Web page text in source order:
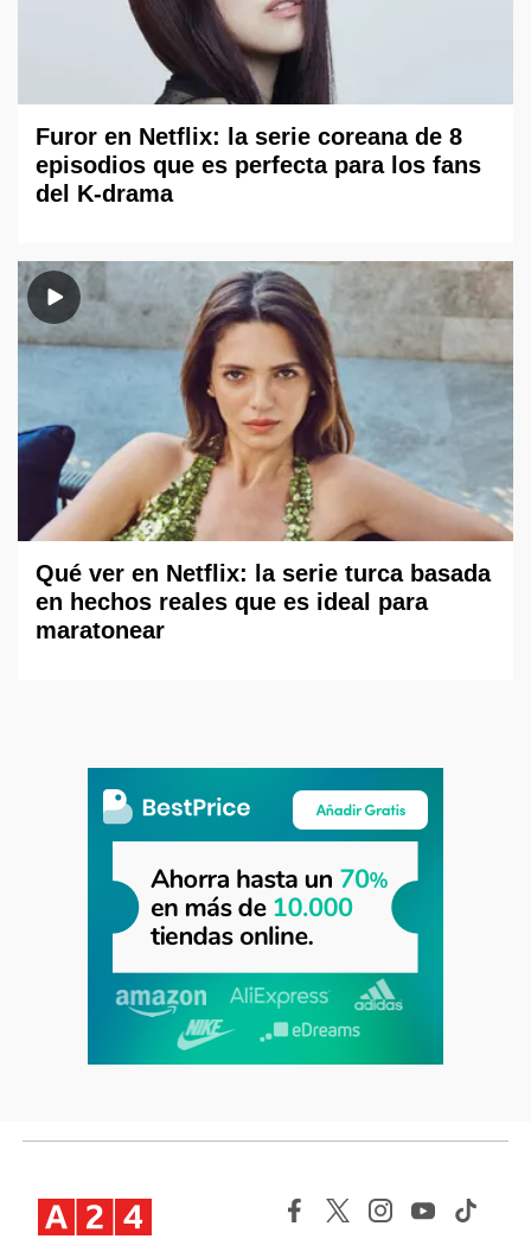
Furor en Netflix: la serie coreana de 8
episodios que es perfecta para los fans
del K-drama
Qué ver en Netflix: la serie turca basada
en hechos reales que es ideal para
maratonear